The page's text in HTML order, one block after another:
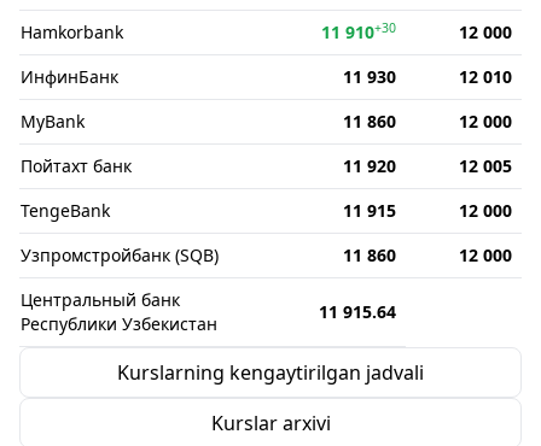
Hamkorbank
11 910+30
12 000
ИнфинБанк
11 930
12 010
MyBank
11 860
12 000
Пойтахт банк
11 920
12 005
TengeBank
11 915
12 000
Узпромстройбанк (SQB)
11 860
12 000
Центральный банк
Республики Узбекистан
11 915.64
Kurslarning kengaytirilgan jadvali
Kurslar arxivi